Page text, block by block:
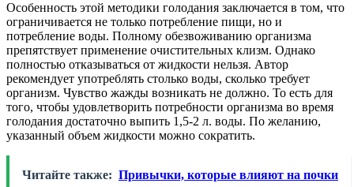
Особенность этой методики голодания заключается в том, что
ограничивается не только потребление пищи, но и
потребление воды. Полному обезвоживанию организма
препятствует применение очистительных клизм. Однако
полностью отказываться от жидкости нельзя. Автор
рекомендует употреблять столько воды, сколько требует
организм. Чувство жажды возникать не должно. То есть для
того, чтобы удовлетворить потребности организма во время
голодания достаточно выпить 1,5-2 л. воды. По желанию,
указанный объем жидкости можно сократить.
Читайте также: Привычки, которые влияют на почки